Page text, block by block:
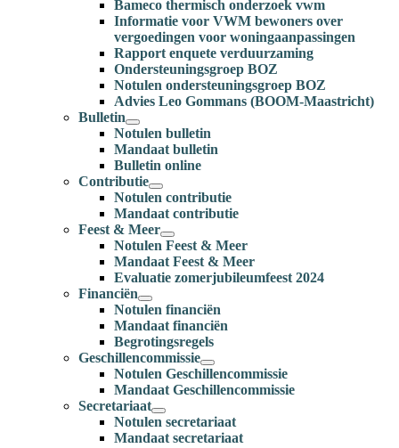
Bameco thermisch onderzoek vwm
Informatie voor VWM bewoners over
vergoedingen voor woningaanpassingen
Rapport enquete verduurzaming
Ondersteuningsgroep BOZ
Notulen ondersteuningsgroep BOZ
Advies Leo Gommans (BOOM-Maastricht)
Bulletin
Notulen bulletin
Mandaat bulletin
Bulletin online
Contributie
Notulen contributie
Mandaat contributie
Feest & Meer
Notulen Feest & Meer
Mandaat Feest & Meer
Evaluatie zomerjubileumfeest 2024
Financiën
Notulen financiën
Mandaat financiën
Begrotingsregels
Geschillencommissie
Notulen Geschillencommissie
Mandaat Geschillencommissie
Secretariaat
Notulen secretariaat
Mandaat secretariaat